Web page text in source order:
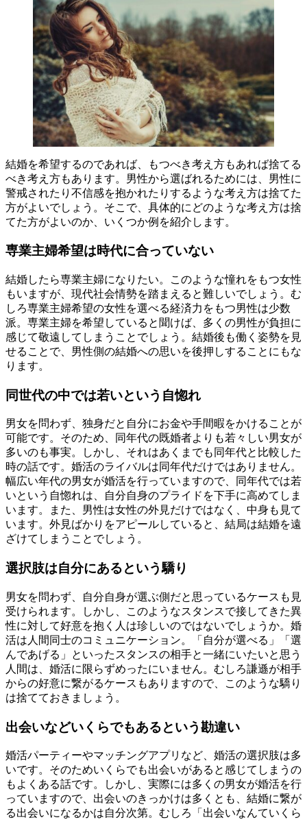
結婚を希望するのであれば、もつべき考え方もあれば捨てる
べき考え方もあります。男性から選ばれるためには、男性に
警戒されたり不信感を抱かれたりするような考え方は捨てた
方がよいでしょう。そこで、具体的にどのような考え方は捨
てた方がよいのか、いくつか例を紹介します。
専業主婦希望は時代に合っていない
結婚したら専業主婦になりたい。このような憧れをもつ女性
もいますが、現代社会情勢を踏まえると難しいでしょう。む
しろ専業主婦希望の女性を選べる経済力をもつ男性は少数
派。専業主婦を希望していると聞けば、多くの男性が負担に
感じて敬遠してしまうことでしょう。結婚後も働く姿勢を見
せることで、男性側の結婚への思いを後押しすることにもな
ります。
同世代の中では若いという自惚れ
男女を問わず、独身だと自分にお金や手間暇をかけることが
可能です。そのため、同年代の既婚者よりも若々しい男女が
多いのも事実。しかし、それはあくまでも同年代と比較した
時の話です。婚活のライバルは同年代だけではありません。
幅広い年代の男女が婚活を行っていますので、同年代では若
いという自惚れは、自分自身のプライドを下手に高めてしま
います。また、男性は女性の外見だけではなく、中身も見て
います。外見ばかりをアピールしていると、結局は結婚を遠
ざけてしまうことでしょう。
選択肢は自分にあるという驕り
男女を問わず、自分自身が選ぶ側だと思っているケースも見
受けられます。しかし、このようなスタンスで接してきた異
性に対して好意を抱く人は珍しいのではないでしょうか。婚
活は人間同士のコミュニケーション。「自分が選べる」「選
んであげる」といったスタンスの相手と一緒にいたいと思う
人間は、婚活に限らずめったにいません。むしろ謙遜が相手
からの好意に繋がるケースもありますので、このような驕り
は捨てておきましょう。
出会いなどいくらでもあるという勘違い
婚活パーティーやマッチングアプリなど、婚活の選択肢は多
いです。そのためいくらでも出会いがあると感じてしまうの
もよくある話です。しかし、実際には多くの男女が婚活を行
っていますので、出会いのきっかけは多くとも、結婚に繋が
る出会いになるかは自分次第。むしろ「出会いなんていくら